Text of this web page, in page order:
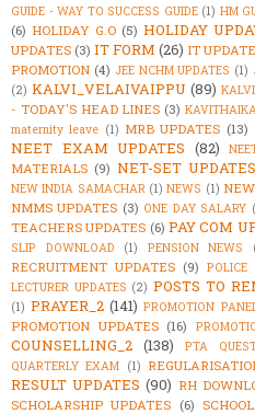
GUIDE - WAY TO SUCCESS GUIDE (1) HM
(6) HOLIDAY G.O (5) HOLIDAY
UPDATES (3) IT FORM (26) IT
PROMOTION (4) JEE NCHM UPDATES (1)
(2) KALVI_VELAIVAIPPU (89)
- TODAY'S HEAD LINES (3)
maternity leave (1) MRB UPDATES (13)
NEET EXAM UPDATES (82)
MATERIALS (9) NET-SET UPDATES
NEW INDIA SAMACHAR (1) NEWS (1)
NMMS UPDATES (3) ONE DAY SALARY
TEACHERS UPDATES (6) PAY COM
SLIP DOWNLOAD
(1) PENSION NEWS
RECRUITMENT UPDATES (9) POLICE
LECTURER UPDATES (2) POSTS TO
(1) PRAYER_2 (141) PROMOTION
PROMOTION UPDATES (16)
COUNSELLING_2 (138) PTA
QUARTERLY EXAM (1)
RESULT UPDATES (90) RH
SCHOLARSHIP UPDATES (6)